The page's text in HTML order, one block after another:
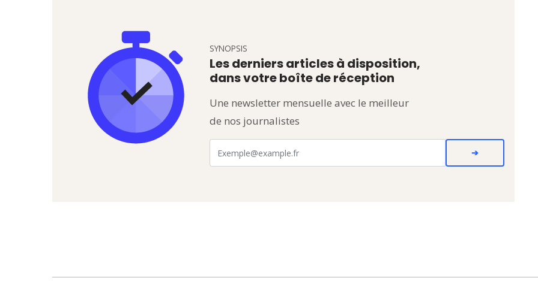
SYNOPSIS
Les derniers articles à disposition,
dans votre boîte de réception
Une newsletter mensuelle avec le meilleur
de nos journalistes